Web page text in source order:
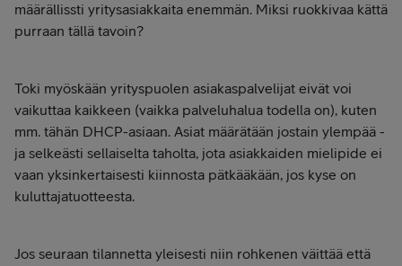
määrällissti yritysasiakkaita enemmän. Miksi ruokkivaa kättä
purraan tällä tavoin?
Toki myöskään yrityspuolen asiakaspalvelijat eivät voi
vaikuttaa kaikkeen (vaikka palveluhalua todella on), kuten
mm. tähän DHCP-asiaan. Asiat määrätään jostain ylempää -
ja selkeästi sellaiselta taholta, jota asiakkaiden mielipide ei
vaan yksinkertaisesti kiinnosta pätkääkään, jos kyse on
kuluttajatuotteesta.
Jos seuraan tilannetta yleisesti niin rohkenen väittää että